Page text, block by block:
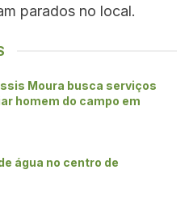
parados no local.
Moura busca serviços
homem do campo em
água no centro de